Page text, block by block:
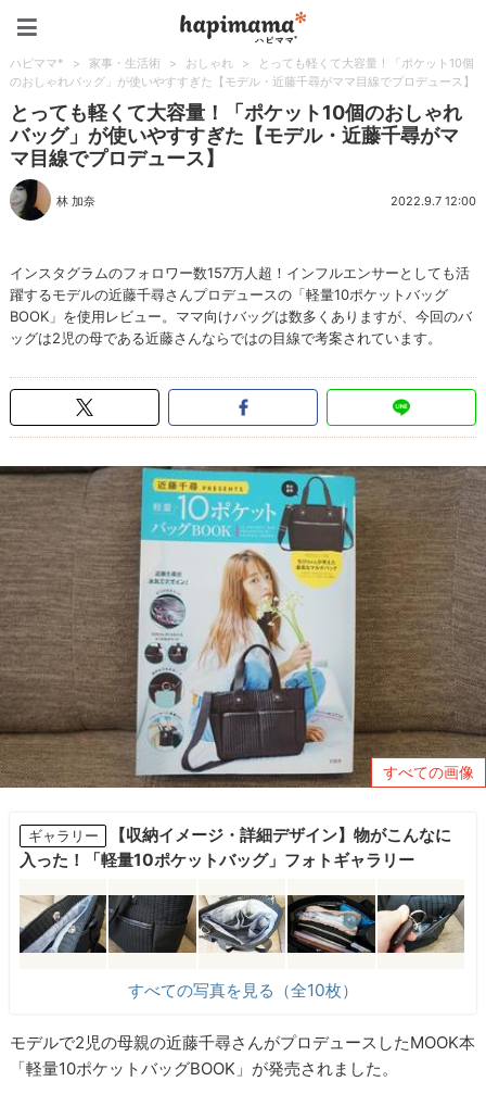
ハピママ* > 家事・生活術 > おしゃれ >
とっても軽くて大容量！「ポケット10個
のおしゃれバッグ」が使いやすすぎた【モデル・近藤千尋がママ目線でプロデュース】
とっても軽くて大容量！「ポケット10個のおしゃれ
バッグ」が使いやすすぎた【モデル・近藤千尋がマ
マ目線でプロデュース】
林 加奈 2022.9.7 12:00
インスタグラムのフォロワー数157万人超！インフルエンサーとしても活
躍するモデルの近藤千尋さんプロデュースの「軽量10ポケットバッグ
BOOK」を使用レビュー。ママ向けバッグは数多くありますが、今回のバ
ッグは2児の母である近藤さんならではの目線で考案されています。
すべての画像
ギャラリー
【収納イメージ・詳細デザイン】物がこんなに
入った！「軽量10ポケットバッグ」フォトギャラリー
すべての写真を見る（全10枚）
モデルで2児の母親の近藤千尋さんがプロデュースしたMOOK本
「軽量10ポケットバッグBOOK」が発売されました。